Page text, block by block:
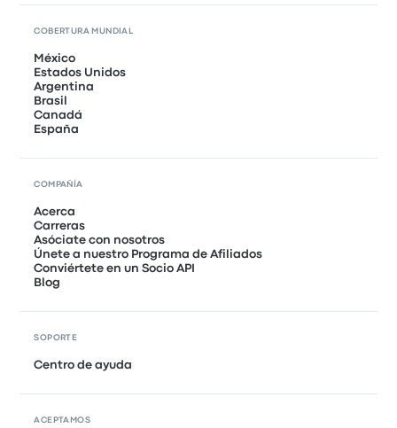
COBERTURA MUNDIAL
México
Estados Unidos
Argentina
Brasil
Canadá
España
COMPAÑÍA
Acerca
Carreras
Asóciate con nosotros
Únete a nuestro Programa de Afiliados
Conviértete en un Socio API
Blog
SOPORTE
Centro de ayuda
ACEPTAMOS